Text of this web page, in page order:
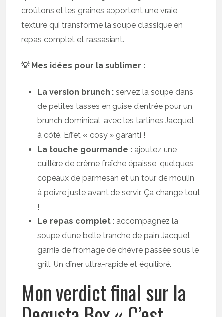
croûtons et les graines apportent une vraie
texture qui transforme la soupe classique en
repas complet et rassasiant.
💡 Mes idées pour la sublimer :
La version brunch : servez la soupe dans
de petites tasses en guise d’entrée pour un
brunch dominical, avec les tartines Jacquet
à côté. Effet « cosy » garanti !
La touche gourmande : ajoutez une
cuillère de crème fraîche épaisse, quelques
copeaux de parmesan et un tour de moulin
à poivre juste avant de servir. Ça change tout
!
Le repas complet : accompagnez la
soupe d’une belle tranche de pain Jacquet
garnie de fromage de chèvre passée sous le
grill. Un dîner ultra-rapide et équilibré.
Mon verdict final sur la